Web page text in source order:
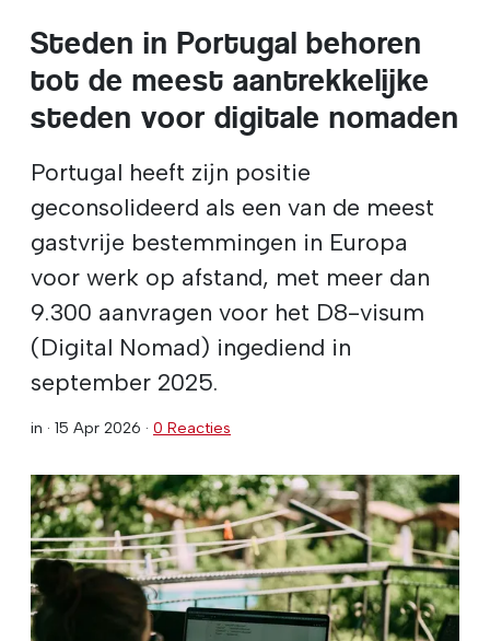
Steden in Portugal behoren
tot de meest aantrekkelijke
steden voor digitale nomaden
Portugal heeft zijn positie
geconsolideerd als een van de meest
gastvrije bestemmingen in Europa
voor werk op afstand, met meer dan
9.300 aanvragen voor het D8-visum
(Digital Nomad) ingediend in
september 2025.
in · 15 Apr 2026 · 0 Reacties